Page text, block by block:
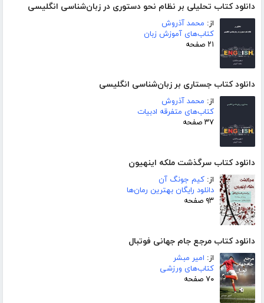
دانلود کتاب تحلیلی بر نظام نحو دستوری در زبان‌شناسی انگلیسی
از: محمد آذروش
کتاب‌های آموزش زبان
۲۱ صفحه
دانلود کتاب جستاری بر زبان‌شناسی انگلیسی
از: محمد آذروش
کتاب‌های متفرقه ادبیات
۳۷ صفحه
دانلود کتاب سرگذشت ملکه اینهیون
از: کیم جونگ آن
دانلود رایگان بهترین رمان‌ها
۹۳ صفحه
دانلود کتاب مرجع جام جهانی فوتبال
از: امیر مبشر
کتاب‌های ورزشی
۷۰ صفحه